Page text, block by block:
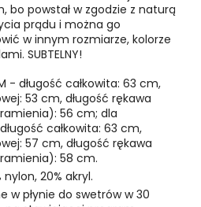
bo powstał w zgodzie z naturą
prądu i można go
w innym rozmiarze, kolorze
SUBTELNY!
- długość całkowita: 63 cm,
53 cm, długość rękawa
ramienia): 56 cm; dla
całkowita: 63 cm,
57 cm, długość rękawa
ramienia): 58 cm.
nylon, 20% akryl.
w płynie do swetrów w 30